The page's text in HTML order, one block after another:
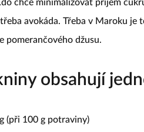
chce minimalizovat příjem
avokáda. Třeba v Maroku
pomerančového džusu.
obsahují
(při 100 g potraviny)